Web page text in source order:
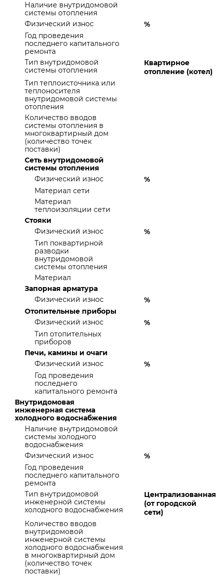
Наличие внутридомовой
системы отопления
Физический износ
%
Год проведения
последнего капитального
ремонта
Тип внутридомовой
системы отопления
Квартирное
отопление (котел)
Тип теплоисточника или
теплоносителя
внутридомовой системы
отопления
Количество вводов
системы отопления в
многоквартирный дом
(количество точек
поставки)
Сеть внутридомовой
системы отопления
Физический износ
%
Материал сети
Материал
теплоизоляции сети
Стояки
Физический износ
%
Тип поквартирной
разводки
внутридомовой
системы отопления
Материал
Запорная арматура
Физический износ
%
Отопительные приборы
Физический износ
%
Тип отопительных
приборов
Печи, камины и очаги
Физический износ
%
Год проведения
последнего
капитального ремонта
Внутридомовая
инженерная система
холодного водоснабжения
Наличие внутридомовой
системы холодного
водоснабжения
Физический износ
%
Год проведения
последнего капитального
ремонта
Тип внутридомовой
инженерной системы
холодного водоснабжения
Централизованная
(от городской
сети)
Количество вводов
внутридомовой
инженерной системы
холодного водоснабжения
в многоквартирный дом
(количество точек
поставки)